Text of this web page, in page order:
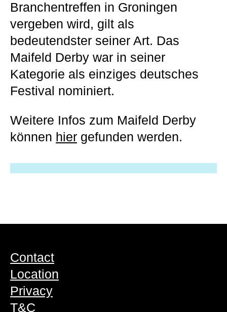
Branchentreffen in Groningen
vergeben wird, gilt als
bedeutendster seiner Art. Das
Maifeld Derby war in seiner
Kategorie als einziges deutsches
Festival nominiert.
Weitere Infos zum Maifeld Derby
können hier gefunden werden.
Contact
Location
Privacy
T&C